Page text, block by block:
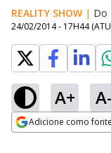
REALITY SHOW | Do
24/02/2014 - 17H44
A+ A-
Adicione como